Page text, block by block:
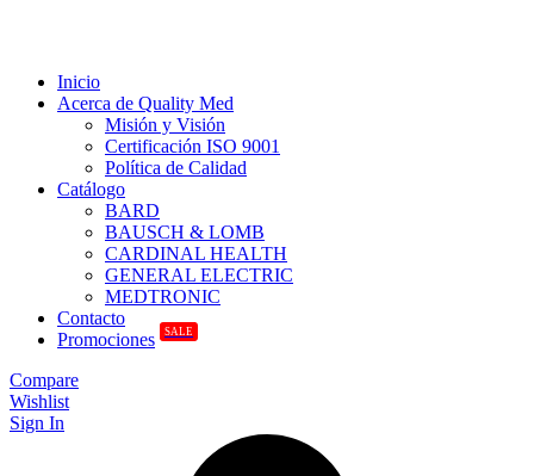
Inicio
Acerca de Quality Med
Misión y Visión
Certificación ISO 9001
Política de Calidad
Catálogo
BARD
BAUSCH & LOMB
CARDINAL HEALTH
GENERAL ELECTRIC
MEDTRONIC
Contacto
Promociones
SALE
Compare
Wishlist
Sign In